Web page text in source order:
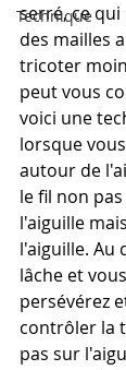
Technique
serré, ce
des mailles
tricoter
peut vous
voici une
lorsque
autour de
le fil non
l'aiguille
l'aiguille. Au
lâche et
persévérez
contrôler la
pas sur